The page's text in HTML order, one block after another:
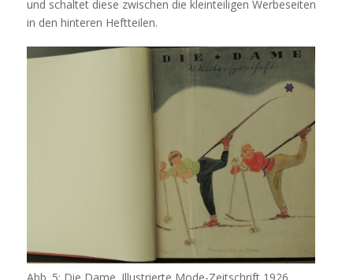
und schaltet diese zwischen die kleinteiligen Werbeseiten
in den hinteren Heftteilen.